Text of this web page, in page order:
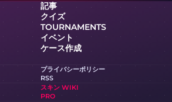
記事
クイズ
TOURNAMENTS
イベント
ケース作成
プライバシーポリシー
RSS
スキン WIKI
PRO